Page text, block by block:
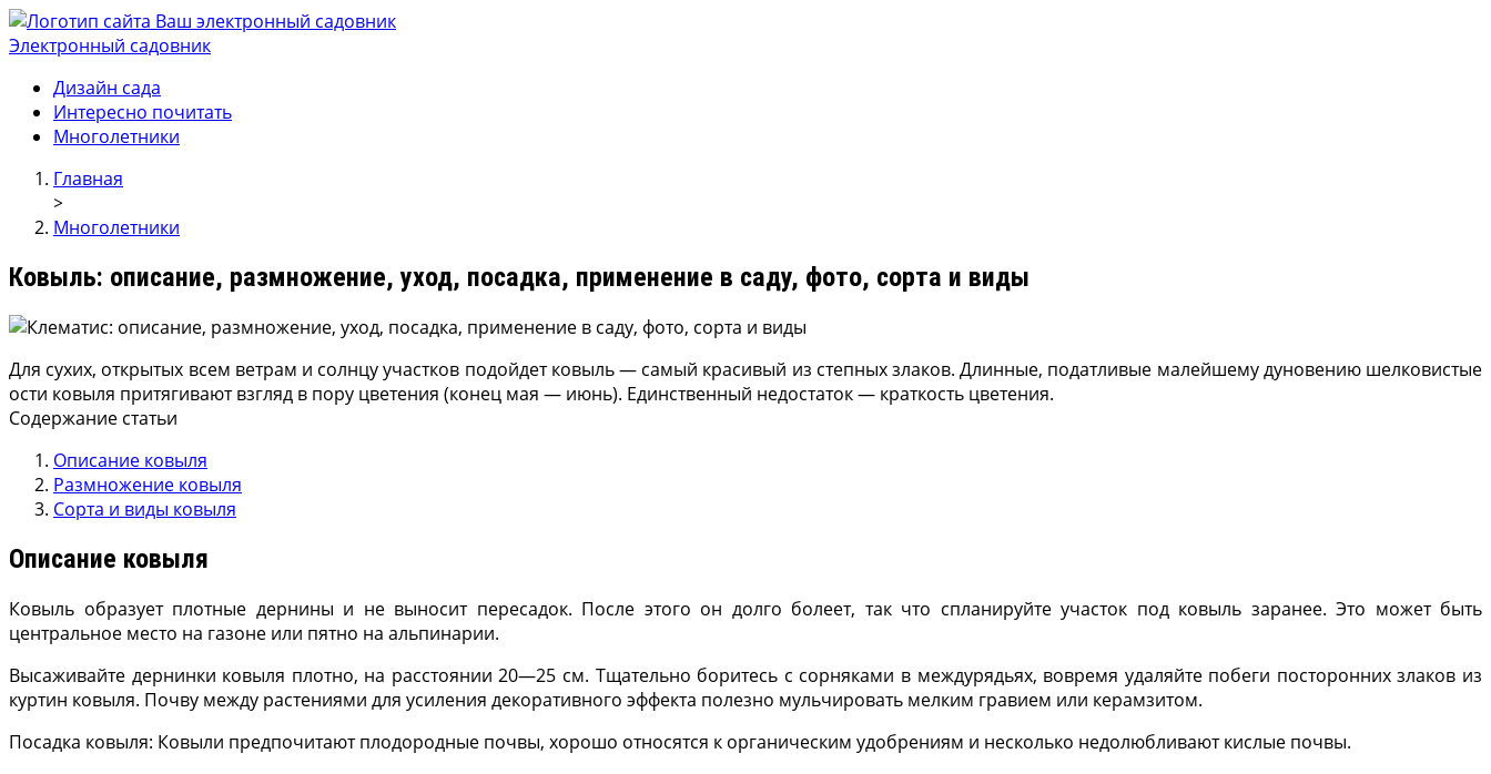
Электронный садовник
Ваш электронный садовник
Онлайн журнал для садовод и огродников.
Дизайн сада
Интересно почитать
Многолетники
Главная
>
Многолетники
Ковыль: описание, размножение, уход, посадка, применение в саду, фото, сорта и виды
Для сухих, открытых всем ветрам и солнцу участков подойдет ко­выль — самый красивый из степных злаков. Длинные, податливые ма­лейшему дуновению шелковистые
ости ковыля притягивают взгляд в пору цветения (конец мая — июнь). Единственный недостаток — крат­кость цветения.
Содержание статьи
Описание ковыля
Размножение ковыля
Сорта и виды ковыля
Описание ковыля
Ковыль образует плотные дернины и не выносит пересадок. После этого он долго болеет, так что спланируйте участок под ковыль зара­нее. Это может быть
центральное место на газоне или пятно на альпи­нарии.
Высаживайте дернинки ковыля плотно, на расстоянии 20—25 см. Тщательно боритесь с сорняками в междурядьях, вовремя удаляйте побеги посторонних злаков из
куртин ковыля. Почву между растения­ми для усиления декоративного эффекта полезно мульчировать мел­ким гравием или керамзитом.
Посадка ковыля: Ковыли предпочитают плодородные почвы, хорошо относятся к ор­ганическим удобрениям и несколько недолюбливают кислые почвы.